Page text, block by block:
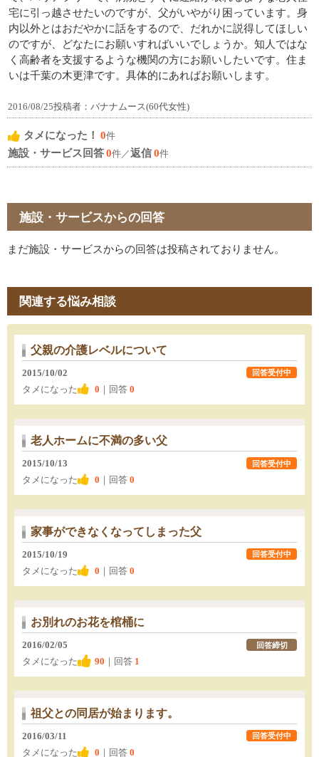
宅に引っ越させたいのですが、父がいやがり困っています。身
内以外とはおだやかに話をするので、だれかに説得してほしい
のですが、どなたにお願いすればいいでしょうか。知人ではな
く高齢者を支援するような機関の方にお願いしたいです。住ま
いは千葉の木更津です。具体的にあればお願いします。
2016/08/25投稿者：バナナムース(60代女性)
タメになった！ 0件
施設・サービス回答0件／返信0件
施設・サービスからの回答
まだ施設・サービスからの回答は投稿されておりません。
関連する悩み相談
父親の介護レベルについて
2015/10/02
タメになった
0 ｜回答 0
回答受付中
老人ホームに不満の多い父
2015/10/13
タメになった
0 ｜回答 0
回答受付中
家事ができなくなってしまった父
2015/10/19
タメになった
0 ｜回答 0
回答受付中
お別れのお花を棺桶に
2016/02/05
タメになった
90 ｜回答 1
回答締切
祖父との同居が始まります。
2016/03/11
タメになった
0 ｜回答 0
回答受付中